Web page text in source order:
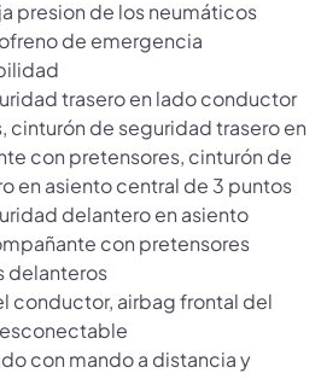
presion de los neumáticos
de emergencia
trasero en lado conductor
cinturón de seguridad trasero en
con pretensores, cinturón de
en asiento central de 3 puntos
delantero en asiento
con pretensores
delanteros
conductor, airbag frontal del
con mando a distancia y